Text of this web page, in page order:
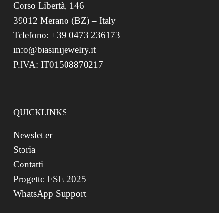
Corso Libertà, 146
39012 Merano (BZ) – Italy
Telefono: +39 0473 236173
info@biasinijewelry.it
P.IVA: IT01508870217
QUICKLINKS
Newsletter
Storia
Contatti
Progetto FSE 2025
WhatsApp Support